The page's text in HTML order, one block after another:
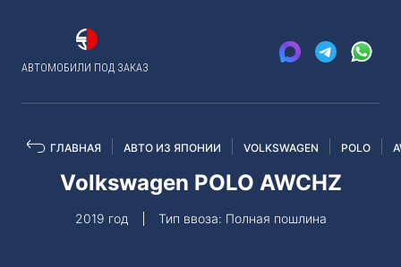
АВТОМОБИЛИ ПОД ЗАКАЗ
ГЛАВНАЯ АВТО ИЗ ЯПОНИИ VOLKSWAGEN POLO
Volkswagen POLO AWCHZ
2019 год Тип ввоза: Полная пошлина